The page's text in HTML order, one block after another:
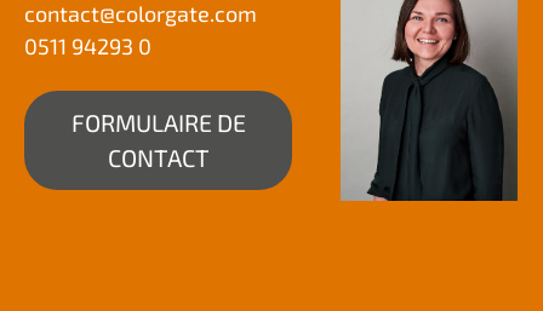
contact@colorgate.com
0511 94293 0
FORMULAIRE DE
CONTACT